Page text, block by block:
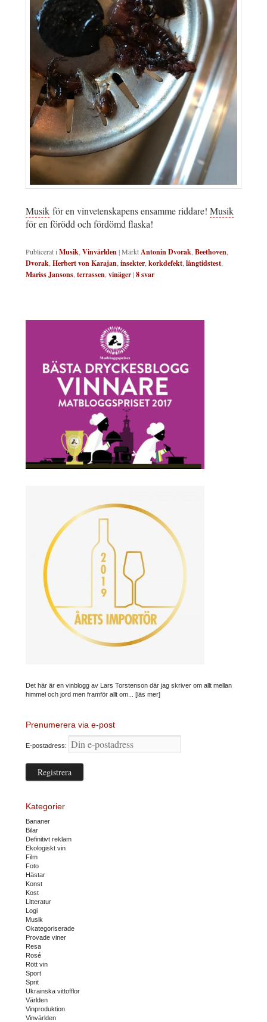
Musik för en vinvetenskapens ensamme riddare! Musik
för en förödd och fördömd flaska!
Publicerat i Musik Vinvärlden|MärktAntonin Dvorak Beethoven
Dvorak Herbert von Karajan insekter korkdefekt långtidstest
Mariss Jansons terrassen vinäger|8svar
Det här är en vinblogg av Lars Torstenson där jag skriver om allt mellan
himmel och jord men framför allt om... [läs mer]
Prenumerera via e-post
E-postadress:
Kategorier
Bananer
Bilar
Definitivt reklam
Ekologiskt vin
Film
Foto
Hästar
Konst
Kost
Litteratur
Logi
Musik
Okategoriserade
Provade viner
Resa
Rosé
Rött vin
Sport
Sprit
Ukrainska vittofflor
Världen
Vinproduktion
Vinvärlden